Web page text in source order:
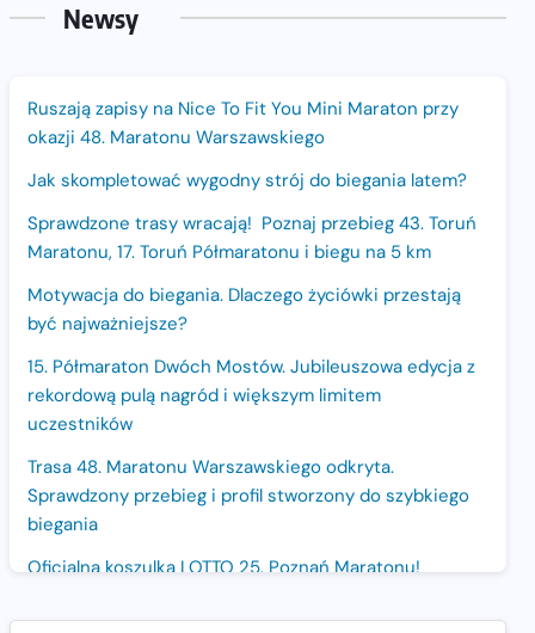
Newsy
Ruszają zapisy na Nice To Fit You Mini Maraton przy
okazji 48. Maratonu Warszawskiego
Jak skompletować wygodny strój do biegania latem?
Sprawdzone trasy wracają! Poznaj przebieg 43. Toruń
Maratonu, 17. Toruń Półmaratonu i biegu na 5 km
Motywacja do biegania. Dlaczego życiówki przestają
być najważniejsze?
15. Półmaraton Dwóch Mostów. Jubileuszowa edycja z
rekordową pulą nagród i większym limitem
uczestników
Trasa 48. Maratonu Warszawskiego odkryta.
Sprawdzony przebieg i profil stworzony do szybkiego
biegania
Oficjalna koszulka LOTTO 25. Poznań Maratonu!